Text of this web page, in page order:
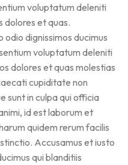
voluptatum deleniti
dolores et quas.
odio dignissimos ducimus
voluptatum deleniti
dolores et quas molestias
cupiditate non
sunt in culpa qui officia
id est laborum et
quidem rerum facilis
Accusamus et iusto
qui blanditiis